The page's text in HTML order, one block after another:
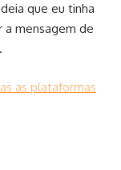
que eu tinha
a mensagem de
as plataformas